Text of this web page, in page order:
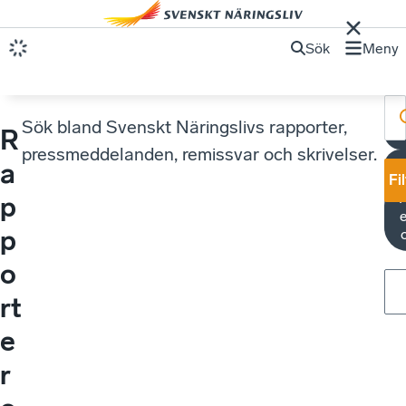
Sök Meny
R
a
p
p
o
rt
e
r
Sök bland Svenskt Näringslivs rapporter,
pressmeddelanden, remissvar och skrivelser.